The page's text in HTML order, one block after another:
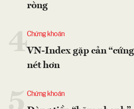
ròng
4Chứng khoán
VN-Index gặp cản
nét hơn
Chứng khoán